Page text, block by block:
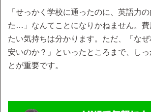
「せっかく学校に通ったのに、英語力
た…」なんてことになりかねません。費
たい気持ちは分かります。ただ、「な
安いのか？」といったところまで、しっ
とが重要です。